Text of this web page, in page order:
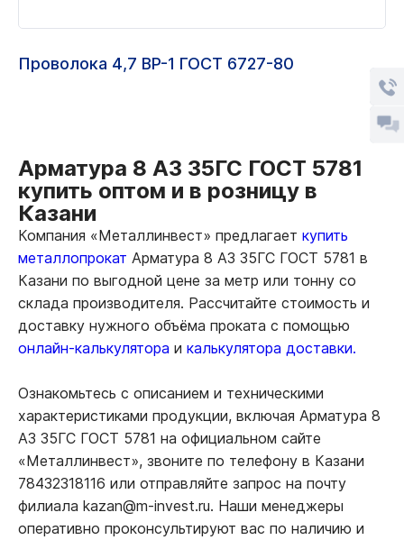
Проволока 4,7 ВР-1 ГОСТ 6727-80
Арматура 8 А3 35ГС ГОСТ 5781
купить оптом и в розницу в
Казани
Компания «Металлинвест» предлагает купить
металлопрокат Арматура 8 А3 35ГС ГОСТ 5781 в
Казани по выгодной цене за метр или тонну со
склада производителя. Рассчитайте стоимость и
доставку нужного объёма проката с помощью
онлайн-калькулятора и калькулятора доставки.
Ознакомьтесь с описанием и техническими
характеристиками продукции, включая Арматура 8
А3 35ГС ГОСТ 5781 на официальном сайте
«Металлинвест», звоните по телефону в Казани
78432318116 или отправляйте запрос на почту
филиала kazan@m-invest.ru. Наши менеджеры
оперативно проконсультируют вас по наличию и